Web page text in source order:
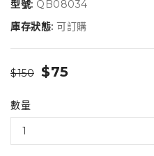
型號: QB08034
庫存狀態: 可訂購
$150 $75
數量